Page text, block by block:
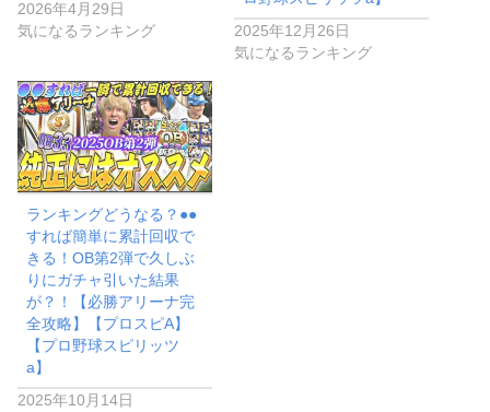
2026年4月29日
気になるランキング
2025年12月26日
気になるランキング
ランキングどうなる？●●
すれば簡単に累計回収で
きる！OB第2弾で久しぶ
りにガチャ引いた結果
が？！【必勝アリーナ完
全攻略】【プロスピA】
【プロ野球スピリッツ
a】
2025年10月14日